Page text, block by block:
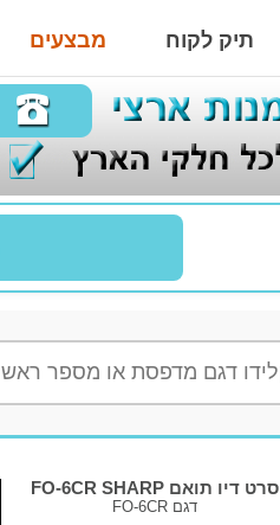
תיק לקוח מבצעים
סרט דיו תואם FO-6CR SHARP
דגם FO-6CR